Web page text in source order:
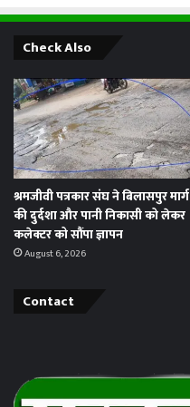
Check Also
श्रमजीवी पत्रकार संघ ने बिलासपुर मार्ग
की दुर्दशा और पानी निकासी को लेकर
कलेक्टर को सौंपा ज्ञापन
August 6, 2026
Contact